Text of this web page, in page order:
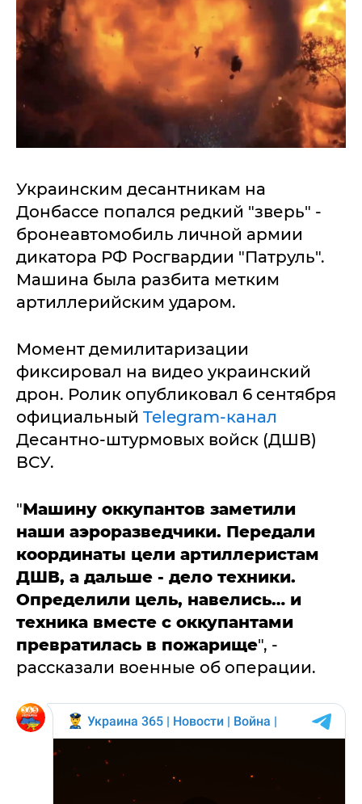
Украинским десантникам на
Донбассе попался редкий "зверь" -
бронеавтомобиль личной армии
дикатора РФ Росгвардии "Патруль".
Машина была разбита метким
артиллерийским ударом.
Момент демилитаризации
фиксировал на видео украинский
дрон. Ролик опубликовал 6 сентября
официальный Telegram-канал
Десантно-штурмовых войск (ДШВ)
ВСУ.
"Машину оккупантов заметили
наши аэроразведчики. Передали
координаты цели артиллеристам
ДШВ, а дальше - дело техники.
Определили цель, навелись… и
техника вместе с оккупантами
превратилась в пожарище", -
рассказали военные об операции.